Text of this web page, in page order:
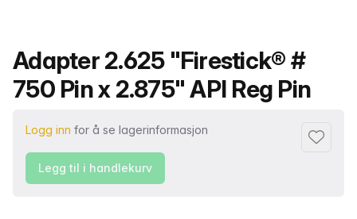
Produktnavn
Adapter 2.625 "Firestick® #
750 Pin x 2.875" API Reg Pin
Logg inn for å se lagerinformasjon
Legg til
Legg til i handlekurv